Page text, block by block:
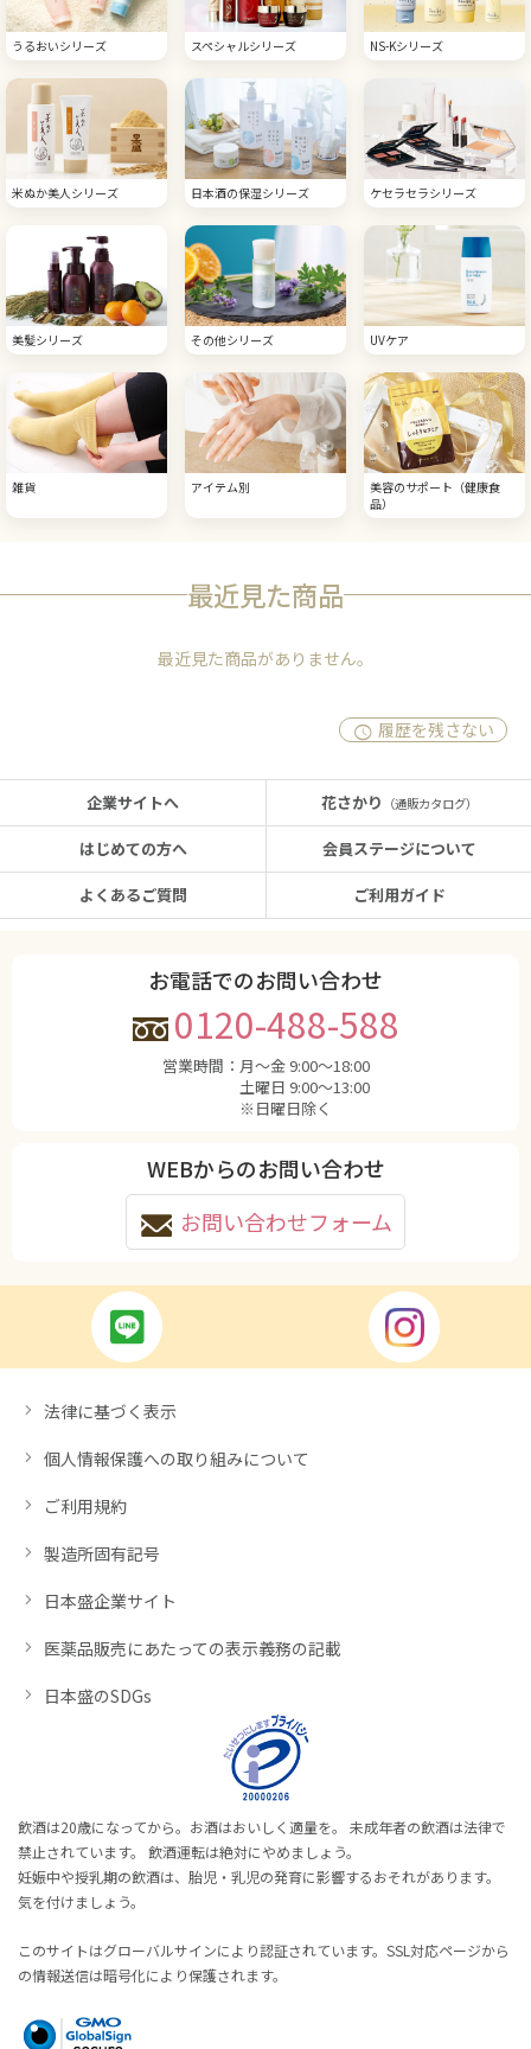
うるおいシリーズ スペシャルシリーズ NS-Kシリーズ
米ぬか美人シリーズ 日本酒の保湿シリーズ ケセラセラシリーズ
美髪シリーズ その他シリーズ UVケア
雑貨 アイテム別
美容のサポート（健康食
品）
最近見た商品
最近見た商品がありません。
履歴を残さない
企業サイトへ
はじめての方へ
よくあるご質問
花さかり （通販カタログ）
会員ステージについて
ご利用ガイド
お電話でのお問い合わせ
0120-488-588
営業時間： 月〜金 9:00〜18:00
土曜日 9:00〜13:00
※日曜日除く
WEBからのお問い合わせ
お問い合わせフォーム
法律に基づく表示
個人情報保護への取り組みについて
ご利用規約
製造所固有記号
日本盛企業サイト
医薬品販売にあたっての表示義務の記載
日本盛のSDGs
飲酒は20歳になってから。お酒はおいしく適量を。 未成年者の飲酒は法律で
禁止されています。 飲酒運転は絶対にやめましょう。
妊娠中や授乳期の飲酒は、胎児・乳児の発育に影響するおそれがあります。
気を付けましょう。
このサイトはグローバルサインにより認証されています。SSL対応ページから
の情報送信は暗号化により保護されます。